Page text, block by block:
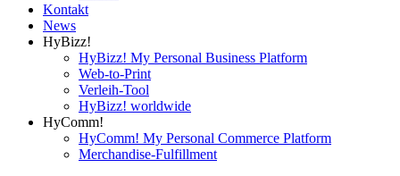
Kontakt
News
HyBizz!
HyBizz! My Personal Business Platform
Web-to-Print
Verleih-Tool
HyBizz! worldwide
HyComm!
HyComm! My Personal Commerce Platform
Merchandise-Fulfillment